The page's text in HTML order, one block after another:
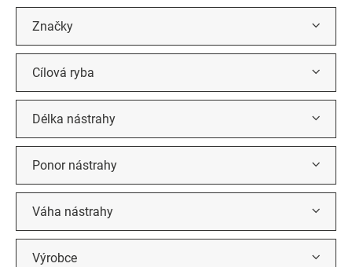
Značky
Cílová ryba
Délka nástrahy
Ponor nástrahy
Váha nástrahy
Výrobce